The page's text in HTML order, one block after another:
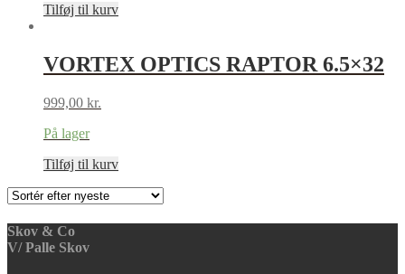
Tilføj til kurv
VORTEX OPTICS RAPTOR 6.5×32
999,00 kr.
På lager
Tilføj til kurv
Skov & Co
V/ Palle Skov